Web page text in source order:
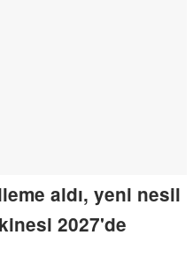
aldı, yeni nesil
2027'de